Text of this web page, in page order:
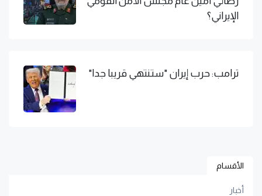
الإيراني؟
ترامب: حرب إيران "ستنتهي قريبا جدا"
الأقسام
أخبار